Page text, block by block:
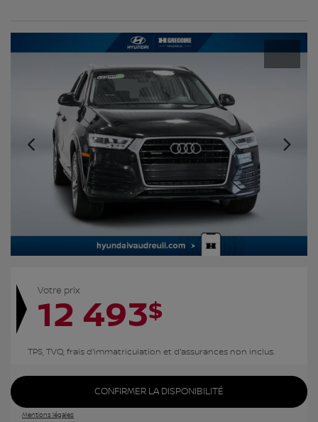
Votre prix
12 493$
TPS, TVQ, frais d'immatriculation et d'assurances non inclus.
CONFIRMER LA DISPONIBILITÉ
Mentions légales